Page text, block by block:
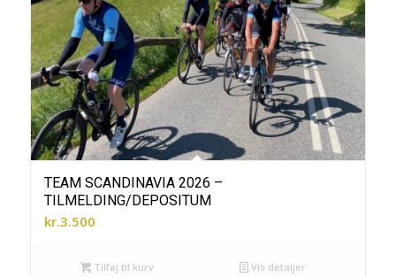
TEAM SCANDINAVIA 2026 –
TILMELDING/DEPOSITUM
kr.3.500
Tilføj til kurv Vis detaljer